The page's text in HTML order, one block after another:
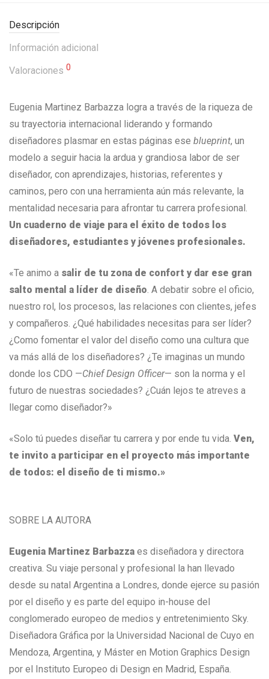
Descripción
Información adicional
Valoraciones 0
Eugenia Martinez Barbazza logra a través de la riqueza de
su trayectoria internacional liderando y formando
diseñadores plasmar en estas páginas ese blueprint, un
modelo a seguir hacia la ardua y grandiosa labor de ser
diseñador, con aprendizajes, historias, referentes y
caminos, pero con una herramienta aún más relevante, la
mentalidad necesaria para afrontar tu carrera profesional.
Un cuaderno de viaje para el éxito de todos los
diseñadores, estudiantes y jóvenes profesionales.
«Te animo a salir de tu zona de confort y dar ese gran
salto mental a líder de diseño. A debatir sobre el oficio,
nuestro rol, los procesos, las relaciones con clientes, jefes
y compañeros. ¿Qué habilidades necesitas para ser líder?
¿Como fomentar el valor del diseño como una cultura que
va más allá de los diseñadores? ¿Te imaginas un mundo
donde los CDO —Chief Design Officer— son la norma y el
futuro de nuestras sociedades? ¿Cuán lejos te atreves a
llegar como diseñador?»
«Solo tú puedes diseñar tu carrera y por ende tu vida. Ven,
te invito a participar en el proyecto más importante
de todos: el diseño de ti mismo.»
SOBRE LA AUTORA
Eugenia Martinez Barbazza es diseñadora y directora
creativa. Su viaje personal y profesional la han llevado
desde su natal Argentina a Londres, donde ejerce su pasión
por el diseño y es parte del equipo in-house del
conglomerado europeo de medios y entretenimiento Sky.
Diseñadora Gráfica por la Universidad Nacional de Cuyo en
Mendoza, Argentina, y Máster en Motion Graphics Design
por el Instituto Europeo di Design en Madrid, España.